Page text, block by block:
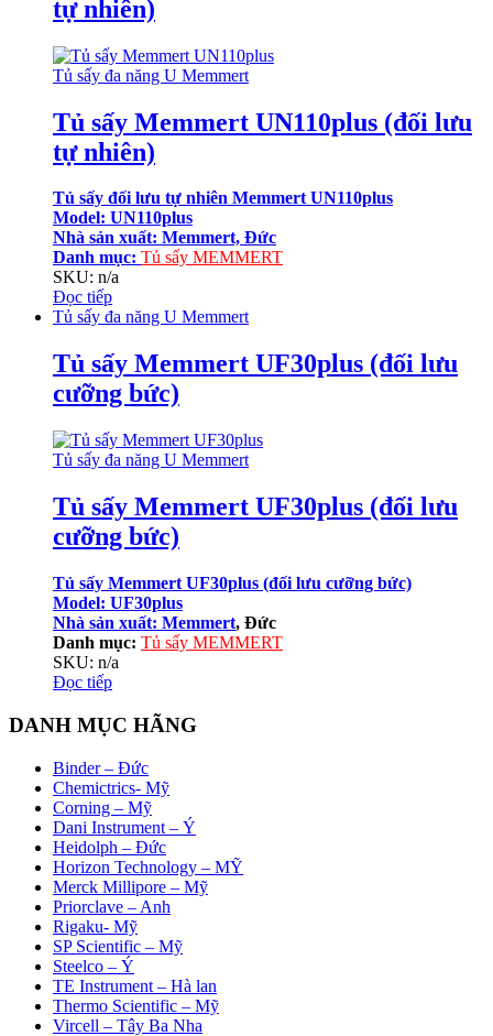
tự nhiên)
Tủ sấy đa năng U Memmert
Tủ sấy Memmert UN110plus (đối lưu
tự nhiên)
Tủ sấy đối lưu tự nhiên Memmert UN110plus
Model: UN110plus
Nhà sản xuất: Memmert, Đức
Danh mục: Tủ sấy MEMMERT
SKU: n/a
Đọc tiếp
Tủ sấy đa năng U Memmert
Tủ sấy Memmert UF30plus (đối lưu
cưỡng bức)
Tủ sấy đa năng U Memmert
Tủ sấy Memmert UF30plus (đối lưu
cưỡng bức)
Tủ sấy Memmert UF30plus (đối lưu cưỡng bức)
Model: UF30plus
Nhà sản xuất: Memmert, Đức
Danh mục: Tủ sấy MEMMERT
SKU: n/a
Đọc tiếp
DANH MỤC HÃNG
Binder – Đức
Chemictrics- Mỹ
Corning – Mỹ
Dani Instrument – Ý
Heidolph – Đức
Horizon Technology – MỸ
Merck Millipore – Mỹ
Priorclave – Anh
Rigaku- Mỹ
SP Scientific – Mỹ
Steelco – Ý
TE Instrument – Hà lan
Thermo Scientific – Mỹ
Vircell – Tây Ba Nha